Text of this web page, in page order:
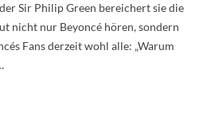
Sir Philip Green bereichert sie die
nicht nur Beyoncé hören, sondern
Fans derzeit wohl alle: „Warum